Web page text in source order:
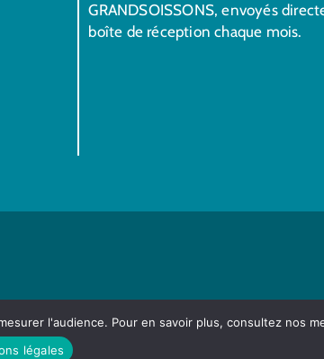
GRANDSOISSONS, envoyés
boîte de réception chaque mois.
l'audience. Pour en savoir plus, consultez nos
légales